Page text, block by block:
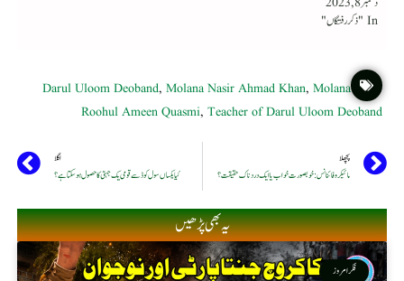
In "ذکر رفتگاں"
Darul Uloom Deoband,Molana Nasir Ahmad Khan,Molana
Roohul Ameen Quasmi,Teacher of Darul Uloom Deoband
پچھلا
مائیکرو فائنانس : خوبصورت خواب یا ایک دردناک حقیقت؟
اگلا
کیا یکساں سول کوڈ سے قومی یک جہتی کا حصول ہوسکتا ہے؟
یہ بھی پڑھیں
فکر امروز